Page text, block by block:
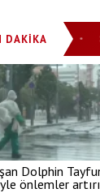
DAKİKA 8
Dolphin
önlemler